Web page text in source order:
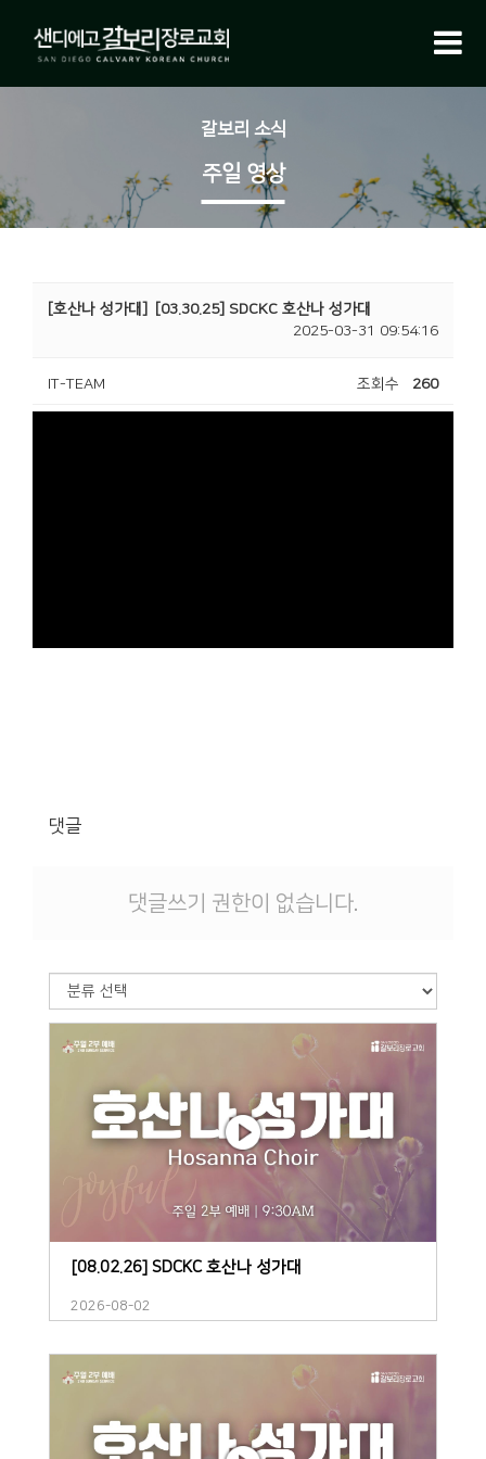
갈보리 소식
주일 영상
[호산나 성가대]
[03.30.25] SDCKC 호산나 성가대
2025-03-31 09:54:16
IT-TEAM 조회수 260
댓글
댓글쓰기 권한이 없습니다.
[08.02.26] SDCKC 호산나 성가대
2026-08-02